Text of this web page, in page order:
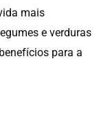
mais
e verduras
para a